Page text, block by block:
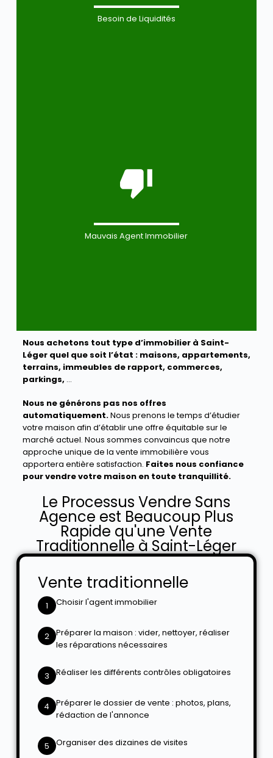
Besoin de Liquidités
Mauvais Agent Immobilier
Nous achetons tout type d’immobilier à Saint-
Léger quel que soit l’état : maisons, appartements,
terrains, immeubles de rapport, commerces,
parkings, …
Nous ne générons pas nos offres
automatiquement.Nous prenons le temps d’étudier
votre maison afin d’établir une offre équitable sur le
marché actuel. Nous sommes convaincus que notre
approche unique de la vente immobilière vous
apportera entière satisfaction. Faites nous confiance
pour vendre votre maison en toute tranquillité.
Le Processus Vendre Sans
Agence est Beaucoup Plus
Rapide qu'une Vente
Traditionnelle à Saint-Léger
Vente traditionnelle
1 Choisir l'agent immobilier
2 Préparer la maison : vider, nettoyer, réaliser
les réparations nécessaires
3 Réaliser les différents contrôles obligatoires
4
Préparer le dossier de vente : photos, plans,
rédaction de l'annonce
5 Organiser des dizaines de visites